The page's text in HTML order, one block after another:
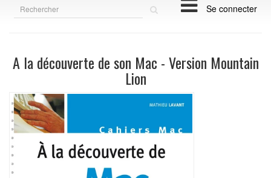
Se connecter
A la découverte de son Mac - Version Mountain
Lion